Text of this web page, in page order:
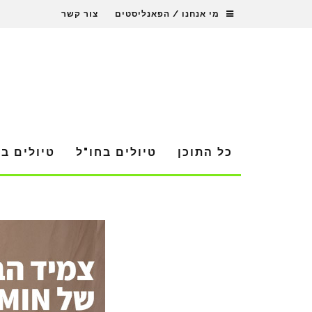
מי אנחנו / הפאנליסטים צור קשר
כל התוכן טיולים בחו"ל טיולים